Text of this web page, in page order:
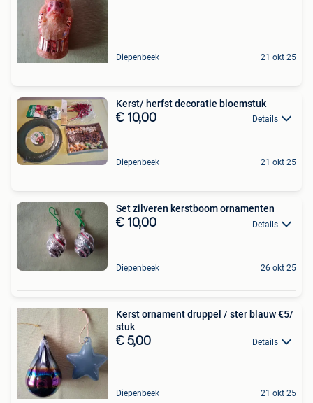
Diepenbeek 21 okt 25
Kerst/ herfst decoratie bloemstuk
€ 10,00 Details
Diepenbeek 21 okt 25
Set zilveren kerstboom ornamenten
€ 10,00 Details
Diepenbeek 26 okt 25
Kerst ornament druppel / ster blauw €5/
stuk
€ 5,00 Details
Diepenbeek 21 okt 25